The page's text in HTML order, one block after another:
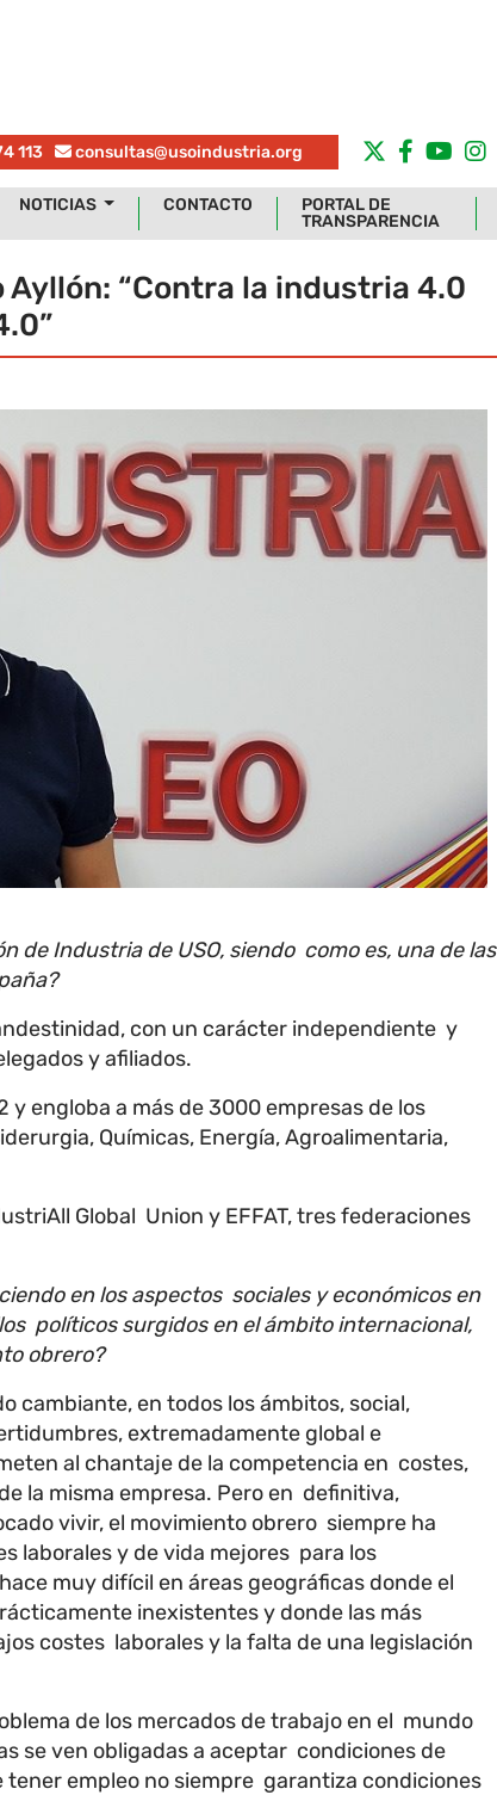
113 consultas@usoindustria.org
NOTICIAS CONTACTO
PORTAL DE
TRANSPARENCIA
“Contra la industria 4.0
de Industria de USO, siendo como es, una de las
con un carácter independiente y
y afiliados.
engloba a más de 3000 empresas de los
Químicas, Energía, Agroalimentaria,
Global Union y EFFAT, tres federaciones
en los aspectos sociales y económicos en
políticos surgidos en el ámbito internacional,
obrero?
cambiante, en todos los ámbitos, social,
extremadamente global e
al chantaje de la competencia en costes,
la misma empresa. Pero en definitiva,
vivir, el movimiento obrero siempre ha
laborales y de vida mejores para los
muy difícil en áreas geográficas donde el
inexistentes y donde las más
costes laborales y la falta de una legislación
de los mercados de trabajo en el mundo
se ven obligadas a aceptar condiciones de
empleo no siempre garantiza condiciones